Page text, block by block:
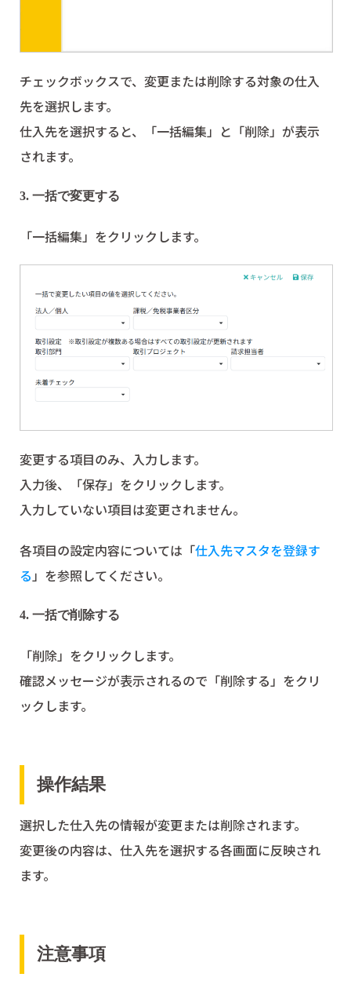
チェックボックスで、変更または削除する対象の仕入
先を選択します。
仕入先を選択すると、「一括編集」と「削除」が表示
されます。
3. 一括で変更する
「一括編集」をクリックします。
変更する項目のみ、入力します。
入力後、「保存」をクリックします。
入力していない項目は変更されません。
各項目の設定内容については「仕入先マスタを登録す
る」を参照してください。
4. 一括で削除する
「削除」をクリックします。
確認メッセージが表示されるので「削除する」をクリ
ックします。
操作結果
選択した仕入先の情報が変更または削除されます。
変更後の内容は、仕入先を選択する各画面に反映され
ます。
注意事項